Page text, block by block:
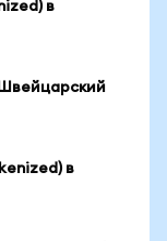
в
в